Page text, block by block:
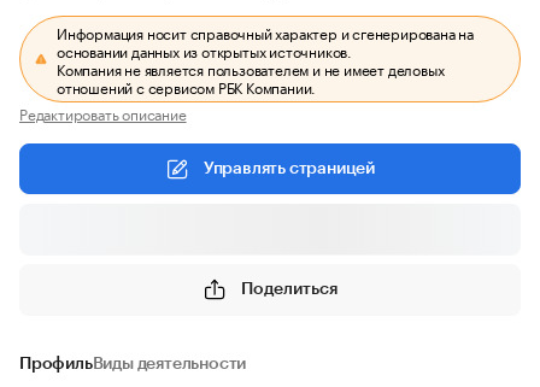
Информация носит справочный характер и сгенерирована на
основании данных из открытых источников.
Компания не является пользователем и не имеет деловых
отношений с сервисом РБК Компании.
Редактировать описание
Управлять страницей
Поделиться
ПрофильВиды деятельности